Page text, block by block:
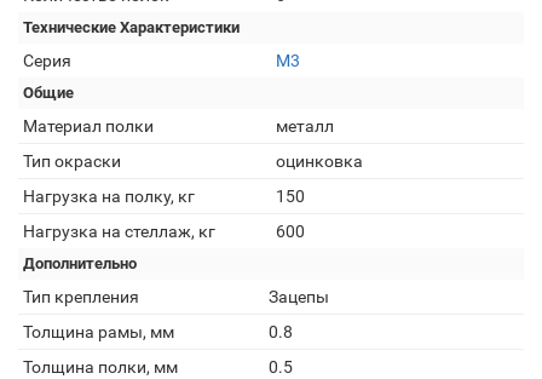
Технические Характеристики
Серия М3
Общие
Материал полки
металл
Тип окраски
оцинковка
Нагрузка на полку, кг
150
Нагрузка на стеллаж, кг
600
Дополнительно
Тип крепления
Зацепы
Толщина рамы, мм
0.8
Толщина полки, мм
0.5